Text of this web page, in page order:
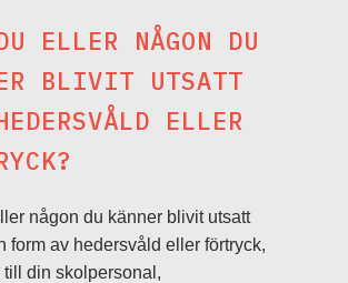
ELLER NÅGON DU
BLIVIT UTSATT
ELLER
någon du känner blivit utsatt
form av hedersvåld eller förtryck,
till din skolpersonal,